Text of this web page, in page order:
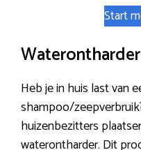
Start
Heb je in huis last van
shampoo/
huizenbezitters
waterontharder. Dit